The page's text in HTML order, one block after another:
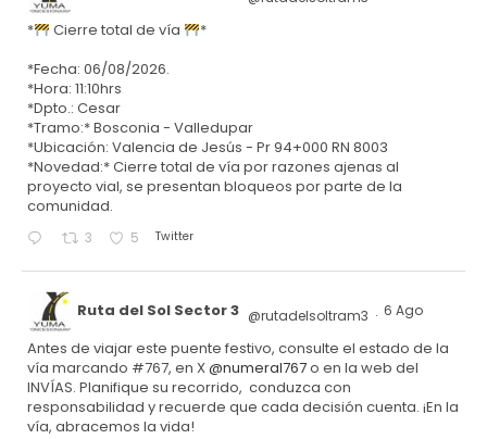
* Cierre total de vía
*
*Fecha: 06/08/2026.
*Hora: 11:10hrs
*Dpto.: Cesar
*Tramo:* Bosconia - Valledupar
*Ubicación: Valencia de Jesús - Pr 94+000 RN 8003
*Novedad:* Cierre total de vía por razones ajenas al
proyecto vial, se presentan bloqueos por parte de la
comunidad.
3 5 Twitter
Ruta del Sol Sector 3 @rutadelsoltram3 · 6 Ago
Antes de viajar este puente festivo, consulte el estado de la
vía marcando #767, en X@numeral767o en la web del
INVÍAS. Planifique su recorrido, conduzca con
responsabilidad y recuerde que cada decisión cuenta. ¡En la
vía, abracemos la vida!